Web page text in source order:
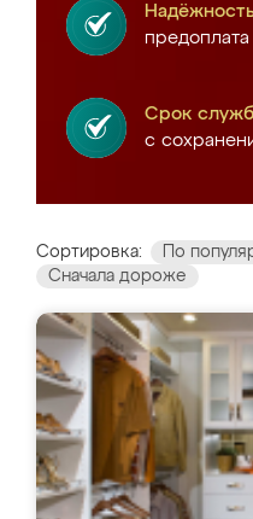
Срок
с
Сортировка: По
Сначала дороже